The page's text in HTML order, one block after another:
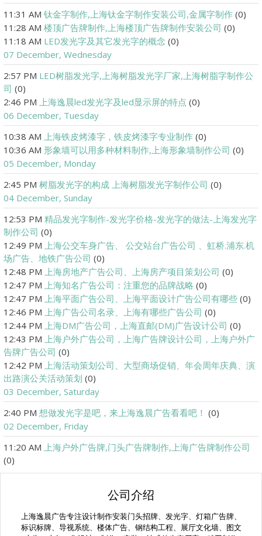
11:31 AM 钛金字制作,上海钛金字制作安装公司,金属字制作 (0)
11:28 AM 楼顶广告牌制作,上海楼顶广告牌制作安装公司 (0)
11:18 AM LED发光字及其它发光字的概念 (0)
07 December, Wednesday
2:57 PM LED树脂发光字,上海树脂发光字厂家,上海树脂字制作公
司 (0)
2:46 PM 上海逸晨led发光字及led显示屏的特点 (0)
06 December, Tuesday
10:38 AM 上海铁皮烤漆字，铁皮烤漆字专业制作 (0)
10:36 AM 形象墙可以用多种材料制作,上海形象墙制作公司 (0)
05 December, Monday
2:45 PM 树脂发光字的构成 上海树脂发光字制作公司 (0)
04 December, Sunday
12:53 PM 精品发光字制作-发光字价格-发光字的做法-上海发光字
制作公司 (0)
12:49 PM 上海公交车身广告、 公交站台广告公司 、虹桥.浦东.机
场广告、地铁广告公司 (0)
12:48 PM 上海房地产广告公司、上海房产项目策划公司 (0)
12:47 PM 上海知名广告公司：注重您的品牌战略 (0)
12:47 PM 上海平面广告公司、上海平面设计广告公司有哪些 (0)
12:46 PM 上海广告公司名录、上海有哪些广告公司 (0)
12:44 PM 上海DM广告公司，上海直邮(DM)广告设计公司 (0)
12:43 PM 上海户外广告公司，上海广告牌设计公司，上海户外广
告牌广告公司 (0)
12:42 PM 上海活动策划公司、大型商场促销、年会周年庆典、演
出路演公关活动策划 (0)
03 December, Saturday
2:40 PM 想做发光字是吧，来上海逸晨广告看看吧！ (0)
02 December, Friday
11:20 AM 上海户外广告牌,门头广告牌制作,上海广告牌制作公司
(0)
公司介绍
上海逸晨广告专注设计制作安装门头招牌、发光字、灯箱广告牌、
标识标牌、导视系统、楼体广告、钢结构工程、展厅文化墙、图文